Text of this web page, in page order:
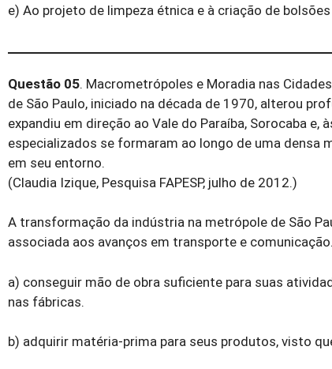
e) Ao projeto de limpeza étnica e à criação de
Questão 05. Macrometrópoles e Moradia nas
de São Paulo, iniciado na década de 1970, alterou
expandiu em direção ao Vale do Paraíba, Sorocaba
especializados se formaram ao longo de uma densa
em seu entorno.
(Claudia Izique, Pesquisa FAPESP, julho de 2012.)
A transformação da indústria na metrópole de São
associada aos avanços em transporte e
a) conseguir mão de obra suficiente para suas
nas fábricas.
b) adquirir matéria-prima para seus produtos, visto